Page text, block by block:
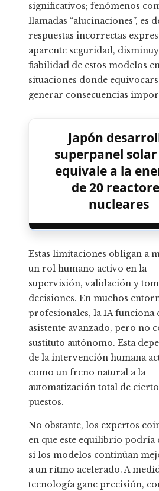
significativos; fenómenos
llamadas “alucinaciones”, es
respuestas incorrectas
aparente seguridad,
fiabilidad de estos modelos
situaciones donde
generar consecuencias
Japón
superpanel
equivale a la
de 20
nucleares
Estas limitaciones obligan a
un rol humano activo en la
supervisión, validación y
decisiones. En muchos
profesionales, la IA funciona
asistente avanzado, pero no
sustituto autónomo. Esta
de la intervención humana
como un freno natural a la
automatización total de
puestos.
No obstante, los expertos
en que este equilibrio podría
si los modelos continúan
a un ritmo acelerado. A
tecnología gane precisión,